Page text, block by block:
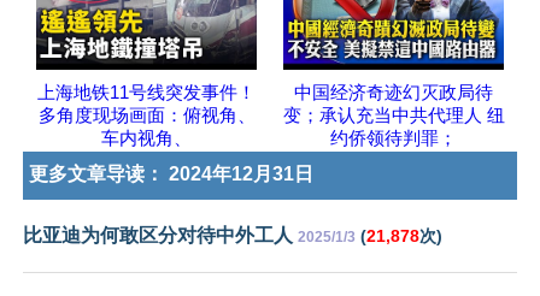
上海地铁11号线突发事件！
多角度现场画面：俯视角、
车内视角、
中国经济奇迹幻灭政局待
变；承认充当中共代理人 纽
约侨领待判罪；
更多文章导读： 2024年12月31日
比亚迪为何敢区分对待中外工人 2025/1/3 (21,878次)